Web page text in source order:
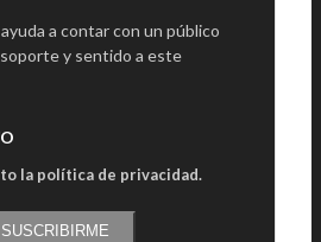
a contar con un público
y sentido a este
la política de privacidad.
SUSCRIBIRME